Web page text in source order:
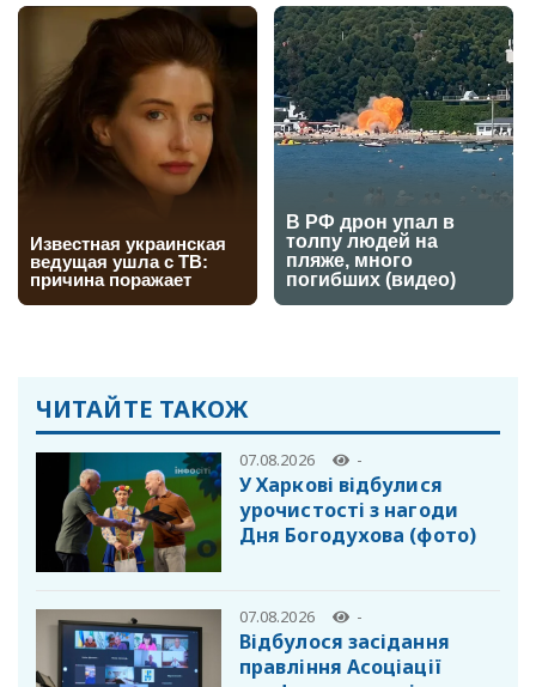
ЧИТАЙТЕ ТАКОЖ
07.08.2026 -
У Харкові відбулися
урочистості з нагоди
Дня Богодухова (фото)
07.08.2026 -
Відбулося засідання
правління Асоціації